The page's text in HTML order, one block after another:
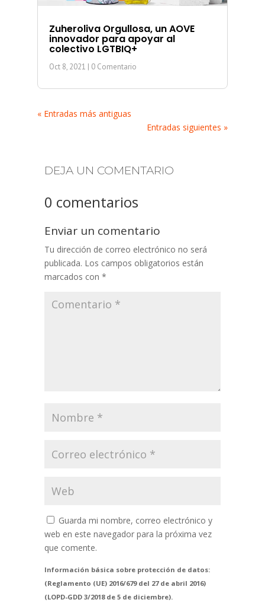
Zuheroliva Orgullosa, un AOVE
innovador para apoyar al
colectivo LGTBIQ+
Oct 8, 2021 | 0 Comentario
« Entradas más antiguas
Entradas siguientes »
DEJA UN COMENTARIO
0 comentarios
Enviar un comentario
Tu dirección de correo electrónico no será
publicada. Los campos obligatorios están
marcados con *
Guarda mi nombre, correo electrónico y
web en este navegador para la próxima vez
que comente.
Información básica sobre protección de datos:
(Reglamento (UE) 2016/679 del 27 de abril 2016)
(LOPD-GDD 3/2018 de 5 de diciembre).